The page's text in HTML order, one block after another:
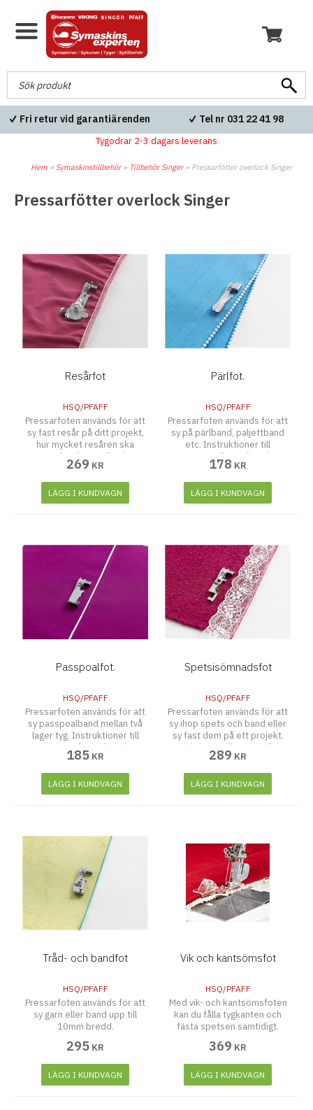
Fri retur vid garantiärenden Tel nr 031 22 41 98
Tygodrar 2-3 dagars leverans
Hem » Symaskinstillbehör» Tillbehör Singer» Pressarfötter overlock Singer
Pressarfötter overlock Singer
Resårfot
HSQ/PFAFF
Pressarfoten används för att
sy fast resår på ditt projekt,
hur mycket resåren ska
sträckas kan ställas in.
269 KR
LÄGG I KUNDVAGN
Pärlfot.
HSQ/PFAFF
Pressarfoten används för att
sy på pärlband, paljettband
etc. Instruktioner till
pressarfoten finns i
förpackningen.
178 KR
LÄGG I KUNDVAGN
Passpoalfot.
HSQ/PFAFF
Pressarfoten används för att
sy passpoalband mellan två
lager tyg. Instruktioner till
pressarfoten finns i
förpackningen.
185 KR
LÄGG I KUNDVAGN
Spetsisömnadsfot
HSQ/PFAFF
Pressarfoten används för att
sy ihop spets och band eller
sy fast dem på ett projekt.
Instruktioner till pressarfoten
finns i förpackningen
289 KR
LÄGG I KUNDVAGN
Tråd- och bandfot
HSQ/PFAFF
Pressarfoten används för att
sy garn eller band upp till
10mm bredd.
295 KR
LÄGG I KUNDVAGN
Vik och kantsömsfot
HSQ/PFAFF
Med vik- och kantsömsfoten
kan du fålla tygkanten och
fästa spetsen samtidigt.
369 KR
LÄGG I KUNDVAGN